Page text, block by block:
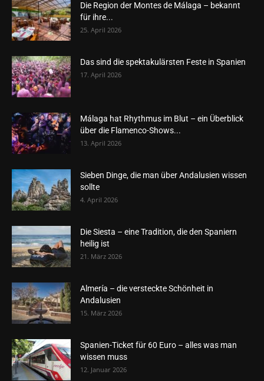
Die Region der Montes de Málaga – bekannt
für ihre...
25. April 2026
Das sind die spektakulärsten Feste in Spanien
17. April 2026
Málaga hat Rhythmus im Blut – ein Überblick
über die Flamenco-Shows...
13. April 2026
Sieben Dinge, die man über Andalusien wissen
sollte
4. April 2026
Die Siesta – eine Tradition, die den Spaniern
heilig ist
21. März 2026
Almería – die versteckte Schönheit in
Andalusien
15. März 2026
Spanien-Ticket für 60 Euro – alles was man
wissen muss
12. Januar 2026